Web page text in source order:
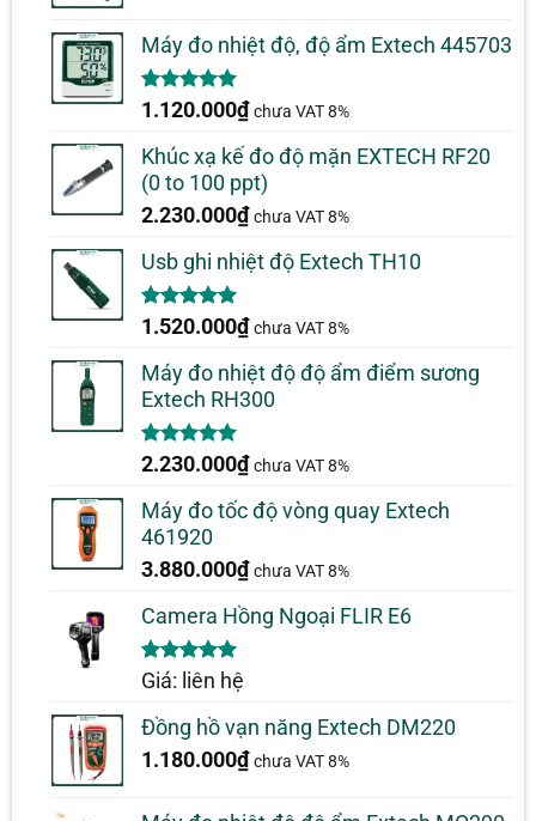
Máy đo nhiệt độ, độ ẩm Extech 445703
5.00trên 5
1
đánh giá
1.120.000₫ chưa VAT 8%
Khúc xạ kế đo độ mặn EXTECH RF20
(0 to 100 ppt)
2.230.000₫ chưa VAT 8%
Usb ghi nhiệt độ Extech TH10
5.00trên 5
1
đánh giá
1.520.000₫ chưa VAT 8%
Máy đo nhiệt độ độ ẩm điểm sương
Extech RH300
5.00trên 5
1
đánh giá
2.230.000₫ chưa VAT 8%
Máy đo tốc độ vòng quay Extech
461920
3.880.000₫ chưa VAT 8%
Camera Hồng Ngoại FLIR E6
5.00trên 5
1
đánh giá
Giá: liên hệ
Đồng hồ vạn năng Extech DM220
1.180.000₫ chưa VAT 8%